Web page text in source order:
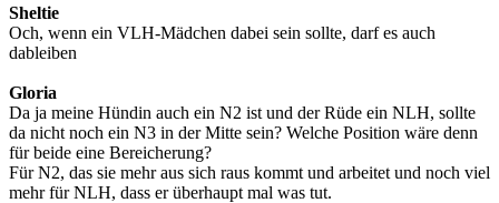
Sheltie
Och, wenn ein VLH-Mädchen dabei sein sollte, darf es auch
dableiben
Gloria
Da ja meine Hündin auch ein N2 ist und der Rüde ein NLH, sollte
da nicht noch ein N3 in der Mitte sein? Welche Position wäre denn
für beide eine Bereicherung?
Für N2, das sie mehr aus sich raus kommt und arbeitet und noch viel
mehr für NLH, dass er überhaupt mal was tut.